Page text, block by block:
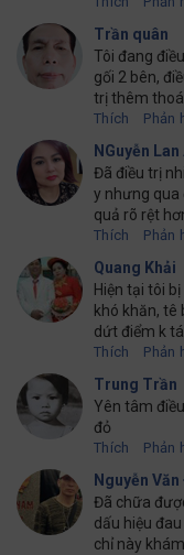
Trần quân
Tôi đang
gối 2 bên,
trị thêm
Thích Phản
NGuyễn Lan
Đã điều trị
y nhưng qua
quả rõ rệt
Thích Phản
Quang Khải
Hiện tại tôi
khó khăn, tê
dứt điểm k
Thích Phản
Trung Trần
Yên tâm
đỏ
Thích Phản
Nguyễn
Đã chữa
dấu hiệu
chỉ này khám